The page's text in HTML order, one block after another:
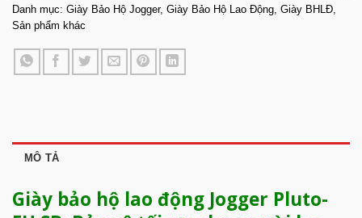
Danh mục: Giày Bảo Hộ Jogger, Giày Bảo Hộ Lao Động, Giày BHLĐ,
Sản phẩm khác
MÔ TẢ
Giày bảo hộ lao động Jogger Pluto-